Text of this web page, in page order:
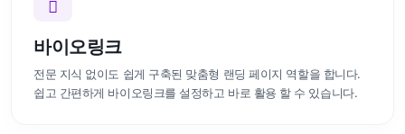
바이오링크
전문 지식 없이도 쉽게 구축된 맞춤형 랜딩 페이지 역할을 합니다.
쉽고 간편하게 바이오링크를 설정하고 바로 활용 할 수 있습니다.